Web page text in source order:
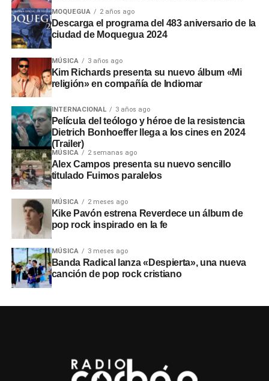
MOQUEGUA 2 años ago
Descarga el programa del 483 aniversario de la
ciudad de Moquegua 2024
MÚSICA 3 años ago
Kim Richards presenta su nuevo álbum «Mi
religión» en compañía de Indiomar
INTERNACIONAL 3 años ago
Película del teólogo y héroe de la resistencia
Dietrich Bonhoeffer llega a los cines en 2024
(Trailer)
MÚSICA 2 semanas ago
Alex Campos presenta su nuevo sencillo
titulado Fuimos paralelos
MÚSICA 2 meses ago
Kike Pavón estrena Reverdece un álbum de
pop rock inspirado en la fe
MÚSICA 3 meses ago
Banda Radical lanza «Despierta», una nueva
canción de pop rock cristiano